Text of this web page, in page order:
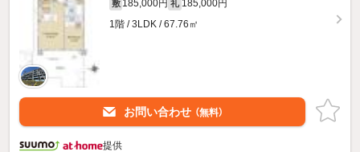
敷 185,000円 礼 185,000円
1階 / 3LDK / 67.76㎡
お問い合わせ （無料）
提供